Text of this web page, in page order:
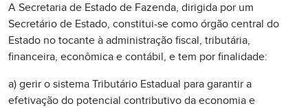
A Secretaria de Estado de Fazenda, dirigida por um
Secretário de Estado, constitui-se como órgão central do
Estado no tocante à administração fiscal, tributária,
financeira, econômica e contábil, e tem por finalidade:
a) gerir o sistema Tributário Estadual para garantir a
efetivação do potencial contributivo da economia e